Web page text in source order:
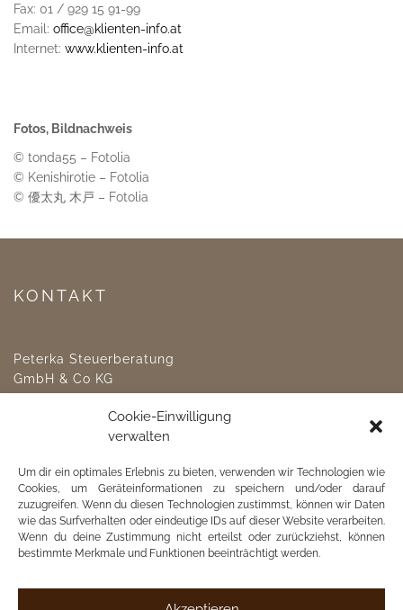
Cookie-Einwilligung
verwalten
Um dir ein optimales Erlebnis zu bieten, verwenden wir Technologien wie
Cookies, um Geräteinformationen zu speichern und/oder darauf
zuzugreifen. Wenn du diesen Technologien zustimmst, können wir Daten
wie das Surfverhalten oder eindeutige IDs auf dieser Website verarbeiten.
Wenn du deine Zustimmung nicht erteilst oder zurückziehst, können
bestimmte Merkmale und Funktionen beeinträchtigt werden.
Fax: 01 / 929 15 91-99
Email: office@klienten-info.at
Internet: www.klienten-info.at
Fotos, Bildnachweis
© tonda55 – Fotolia
© Kenishirotie – Fotolia
© 優太丸 木戸 – Fotolia
KONTAKT
Peterka Steuerberatung
GmbH & Co KG
LANGGASSE 8, 8490 BAD RADKERSBURG
TEL: +43 3476 23 17
office@peterka.at
Klientenportal